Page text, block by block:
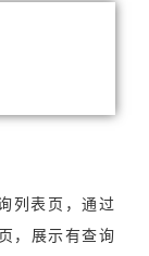
列表页，通过
，展示有查询